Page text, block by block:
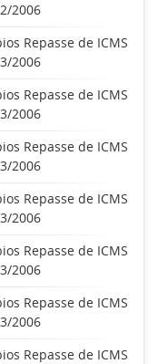
2006
Repasse de ICMS
2006
Repasse de ICMS
2006
Repasse de ICMS
2006
Repasse de ICMS
2006
Repasse de ICMS
2006
Repasse de ICMS
2006
Repasse de ICMS